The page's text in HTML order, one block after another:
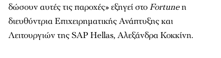
δώσουν αυτές τις παροχές» εξηγεί στο Fortuneη
διευθύντρια Επιχειρηµατικής Ανάπτυξης και
Λειτουργιών της SAP Hellas, Αλεξάνδρα Κοκκίνη.